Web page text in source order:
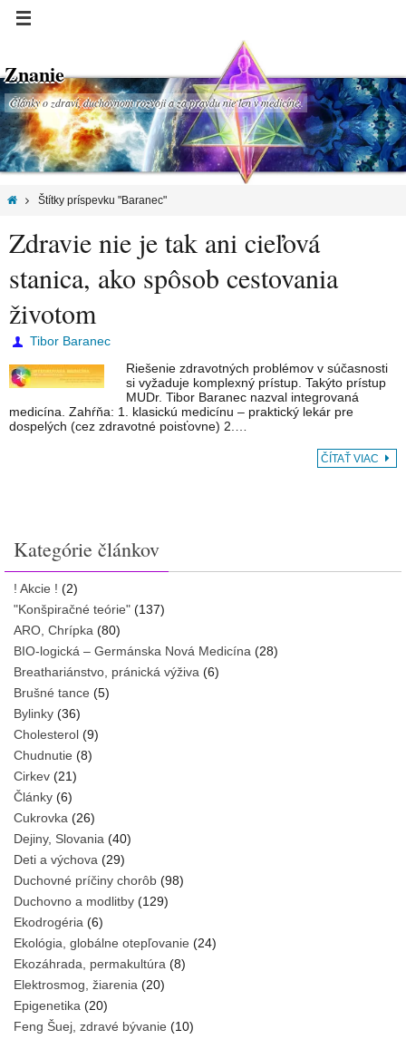
Znanie
Články o zdraví, duchovnom rozvoji a za pravdu nie len v medicíne.
Štítky príspevku "Baranec"
Zdravie nie je tak ani cieľová
stanica, ako spôsob cestovania
životom
Tibor Baranec
Riešenie zdravotných problémov v súčasnosti
si vyžaduje komplexný prístup. Takýto prístup
MUDr. Tibor Baranec nazval integrovaná
medicína. Zahŕňa: 1. klasickú medicínu – praktický lekár pre
dospelých (cez zdravotné poisťovne) 2.…
ČÍTAŤ VIAC
Kategórie článkov
! Akcie ! (2)
"Konšpiračné teórie" (137)
ARO, Chrípka (80)
BIO-logická – Germánska Nová Medicína (28)
Breathariánstvo, pránická výživa (6)
Brušné tance (5)
Bylinky (36)
Cholesterol (9)
Chudnutie (8)
Cirkev (21)
Články (6)
Cukrovka (26)
Dejiny, Slovania (40)
Deti a výchova (29)
Duchovné príčiny chorôb (98)
Duchovno a modlitby (129)
Ekodrogéria (6)
Ekológia, globálne otepľovanie (24)
Ekozáhrada, permakultúra (8)
Elektrosmog, žiarenia (20)
Epigenetika (20)
Feng Šuej, zdravé bývanie (10)